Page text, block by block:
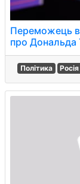
Переможець
про Дональда
Політика Росія